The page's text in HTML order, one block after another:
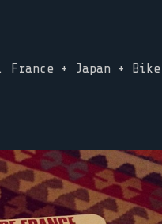
France + Japan + Bike